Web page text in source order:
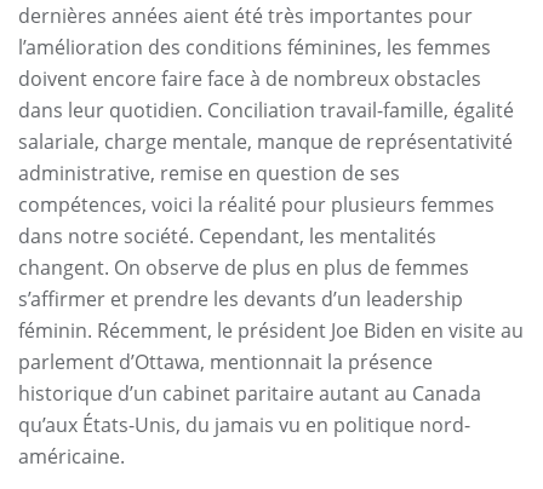
dernières années aient été très importantes pour
l’amélioration des conditions féminines, les femmes
doivent encore faire face à de nombreux obstacles
dans leur quotidien. Conciliation travail-famille, égalité
salariale, charge mentale, manque de représentativité
administrative, remise en question de ses
compétences, voici la réalité pour plusieurs femmes
dans notre société. Cependant, les mentalités
changent. On observe de plus en plus de femmes
s’affirmer et prendre les devants d’un leadership
féminin. Récemment, le président Joe Biden en visite au
parlement d’Ottawa, mentionnait la présence
historique d’un cabinet paritaire autant au Canada
qu’aux États-Unis, du jamais vu en politique nord-
américaine.